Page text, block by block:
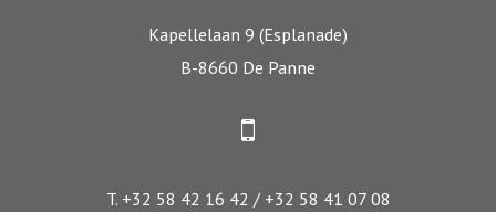
Kapellelaan 9 (Esplanade)
B-8660 De Panne
T. +32 58 42 16 42 / +32 58 41 07 08